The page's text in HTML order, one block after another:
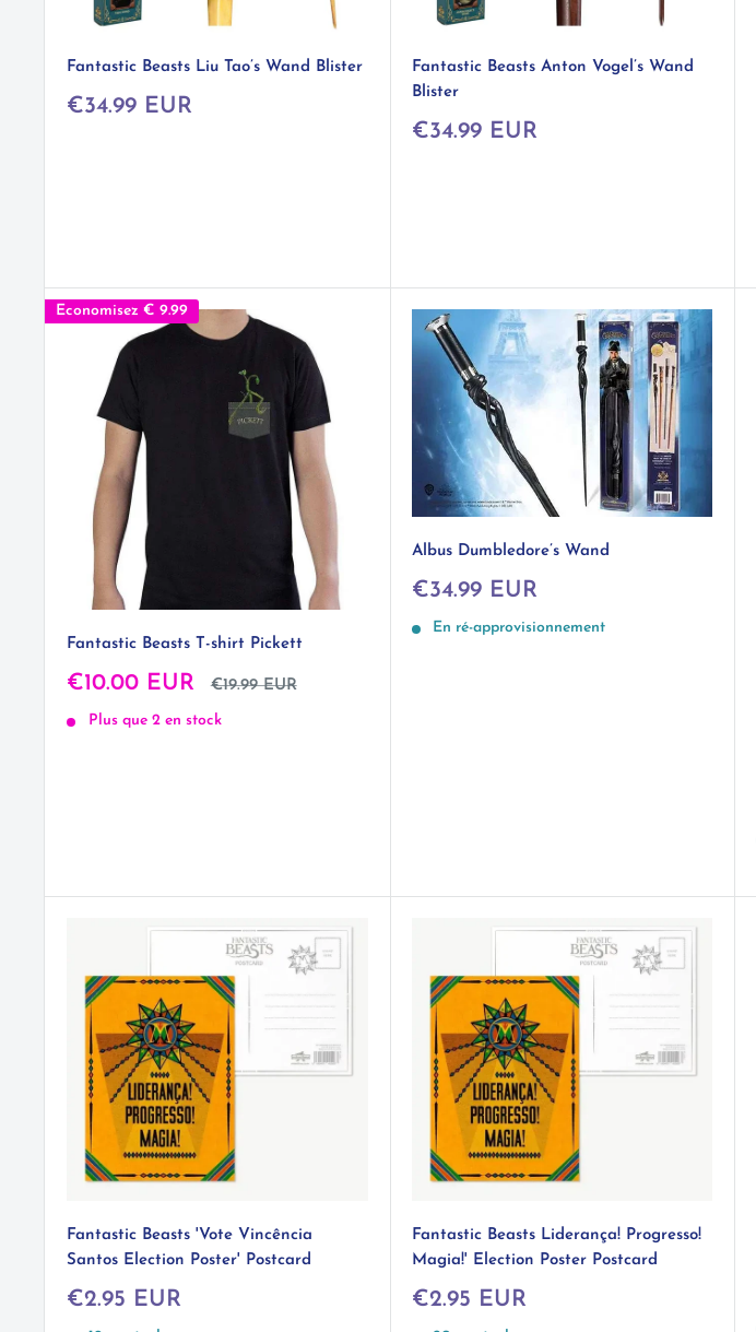
Fantastic Beasts Liu Tao’s Wand Blister
Prix
€34.99 EUR
Fantastic Beasts Anton Vogel’s Wand
Blister
Prix
€34.99 EUR
Economisez € 9.99
Fantastic Beasts T-shirt Pickett
Prix
€10.00 EUR
Prix
€19.99 EUR
Plus que 2 en stock
Albus Dumbledore’s Wand
Prix
€34.99 EUR
En ré-approvisionnement
Fantastic Beasts 'Vote Vincência
Santos Election Poster' Postcard
Prix
€2.95 EUR
Fantastic Beasts Liderança! Progresso!
Magia!' Election Poster Postcard
Prix
€2.95 EUR